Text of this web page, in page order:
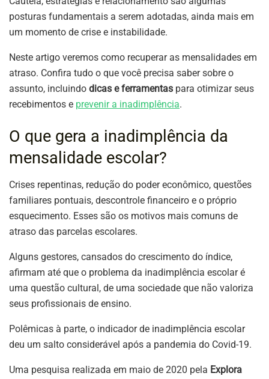
posturas fundamentais a serem adotadas, ainda mais em
um momento de crise e instabilidade.
Neste artigo veremos como recuperar as mensalidades em
atraso. Confira tudo o que você precisa saber sobre o
assunto, incluindo dicas e ferramentas para otimizar seus
recebimentos e prevenir a inadimplência.
O que gera a inadimplência da
mensalidade escolar?
Crises repentinas, redução do poder econômico, questões
familiares pontuais, descontrole financeiro e o próprio
esquecimento. Esses são os motivos mais comuns de
atraso das parcelas escolares.
Alguns gestores, cansados do crescimento do índice,
afirmam até que o problema da inadimplência escolar é
uma questão cultural, de uma sociedade que não valoriza
seus profissionais de ensino.
Polêmicas à parte, o indicador de inadimplência escolar
deu um salto considerável após a pandemia do Covid-19.
Uma pesquisa realizada em maio de 2020 pela Explora